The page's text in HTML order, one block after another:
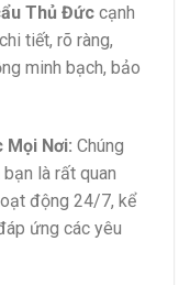
Thủ Đức cạnh
tiết, rõ ràng,
minh bạch, bảo
Mọi Nơi: Chúng
là rất quan
động 24/7, kể
ứng các yêu